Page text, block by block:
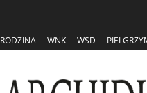
RODZINA WNK WSD